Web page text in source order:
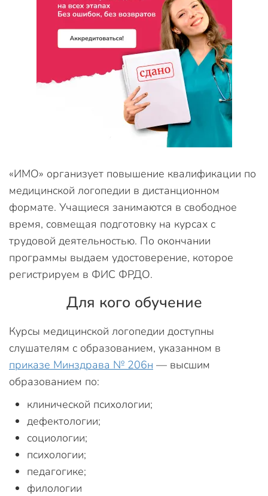
«ИМО» организует повышение квалификации по
медицинской логопедии в дистанционном
формате. Учащиеся занимаются в свободное
время, совмещая подготовку на курсах с
трудовой деятельностью. По окончании
программы выдаем удостоверение, которое
регистрируем в ФИС ФРДО.
Для кого обучение
Курсы медицинской логопедии доступны
слушателям с образованием, указанном в
приказе Минздрава № 206н — высшим
образованием по:
клинической психологии;
дефектологии;
социологии;
психологии;
педагогике;
филологии